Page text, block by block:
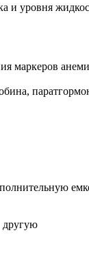
и уровня
маркеров
другую